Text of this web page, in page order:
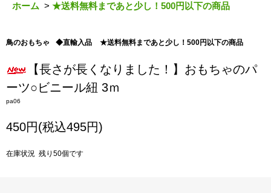
ホーム > ★送料無料まであと少し！500円以下の商品
鳥のおもちゃ ◆直輸入品 ★送料無料まであと少し！500円以下の商品
【長さが長くなりました！】おもちゃのパ
ーツ○ビニール紐 3ｍ
pa06
450円(税込495円)
在庫状況 残り50個です